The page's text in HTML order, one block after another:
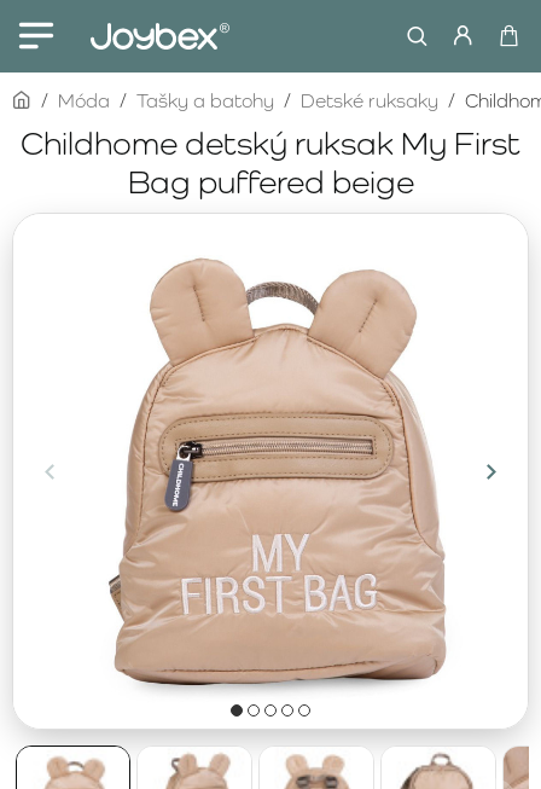
Childhome detský ruksak My First
Bag puffered beige
homeMóda Tašky a batohy Detské ruksaky